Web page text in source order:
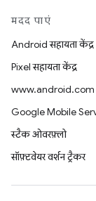
मदद पाएं
Android सहायता केंद्र
Pixel सहायता केंद्र
www.android.com
Google Mobile
स्टैक ओवरफ़्लो
सॉफ़्टवेयर वर्शन ट्रैकर